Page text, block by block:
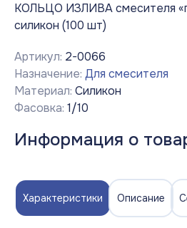
КОЛЬЦО ИЗЛИВА смесителя
силикон (100 шт)
Артикул: 2-0066
Назначение: Для смесителя
Материал: Силикон
Фасовка: 1/10
Информация о
Характеристики Описание